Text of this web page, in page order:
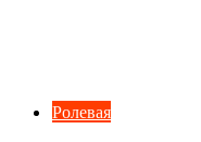
Ролевая